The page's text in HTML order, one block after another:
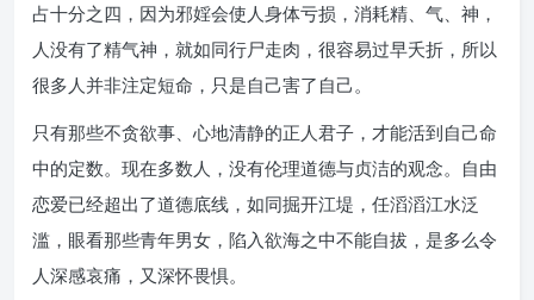
占十分之四，因为邪婬会使人身体亏损，消耗精、气、神，
人没有了精气神，就如同行尸走肉，很容易过早夭折，所以
很多人并非注定短命，只是自己害了自己。
只有那些不贪欲事、心地清静的正人君子，才能活到自己命
中的定数。现在多数人，没有伦理道德与贞洁的观念。自由
恋爱已经超出了道德底线，如同掘开江堤，任滔滔江水泛
滥，眼看那些青年男女，陷入欲海之中不能自拔，是多么令
人深感哀痛，又深怀畏惧。